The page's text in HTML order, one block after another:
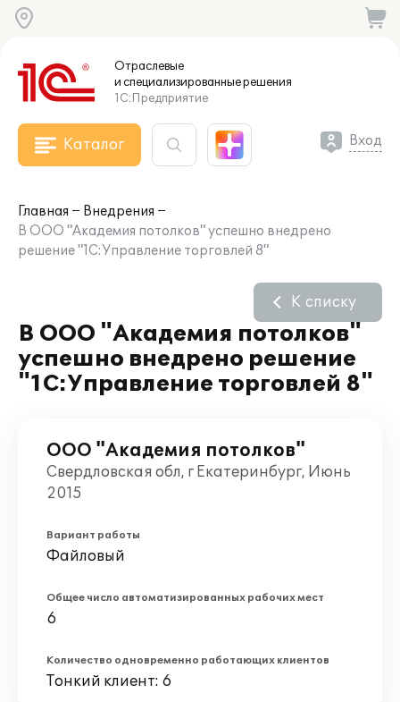
Отраслевые
и специализированныерешения
1С:Предприятие
Каталог Вход
Главная
Внедрения
В ООО "Академия потолков" успешно внедрено
решение "1С:Управление торговлей 8"
В ООО "Академия потолков"
успешно внедрено решение
"1С:Управление торговлей 8"
К списку
ООО "Академия потолков"
Свердловская обл, г Екатеринбург, Июнь
2015
Вариант работы
Файловый
Общее число автоматизированных рабочих мест
6
Количество одновременно работающих клиентов
Тонкий клиент: 6